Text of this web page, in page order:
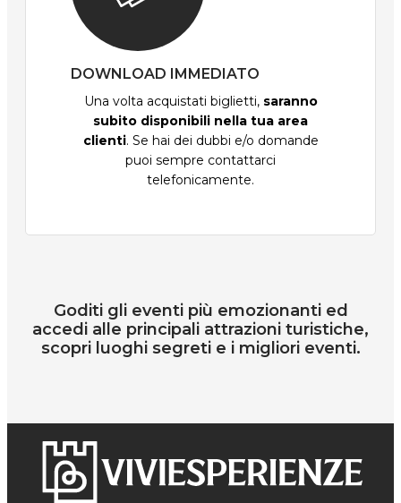
DOWNLOAD IMMEDIATO
Una volta acquistati biglietti, saranno
subito disponibili nella tua area
clienti. Se hai dei dubbi e/o domande
puoi sempre contattarci
telefonicamente.
Goditi gli eventi più emozionanti ed
accedi alle principali attrazioni turistiche,
scopri luoghi segreti e i migliori eventi.